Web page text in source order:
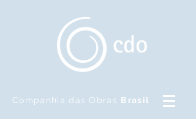
Companhia das Obras Brasil